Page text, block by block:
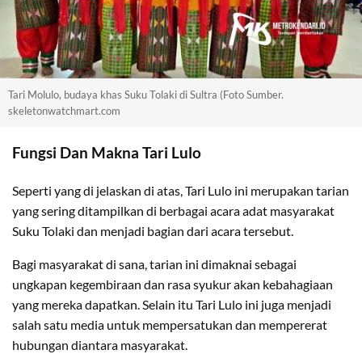
Tari Molulo, budaya khas Suku Tolaki di Sultra (Foto Sumber.
skeletonwatchmart.com
Fungsi Dan Makna Tari Lulo
Seperti yang di jelaskan di atas, Tari Lulo ini merupakan tarian
yang sering ditampilkan di berbagai acara adat masyarakat
Suku Tolaki dan menjadi bagian dari acara tersebut.
Bagi masyarakat di sana, tarian ini dimaknai sebagai
ungkapan kegembiraan dan rasa syukur akan kebahagiaan
yang mereka dapatkan. Selain itu Tari Lulo ini juga menjadi
salah satu media untuk mempersatukan dan mempererat
hubungan diantara masyarakat.